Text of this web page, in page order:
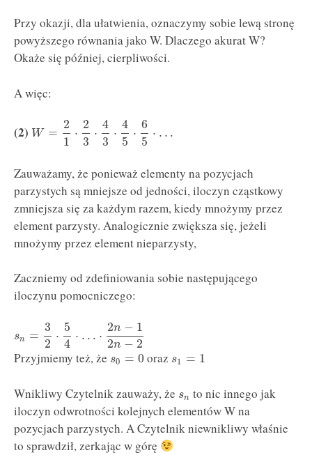
Przy okazji, dla ułatwienia, oznaczymy sobie lewą stronę
powyższego równania jako W. Dlaczego akurat W?
Okaże się później, cierpliwości.
A więc:
(2) W =
2
1
⋅
2
3
⋅
4
3
⋅
4
5
⋅
6
5
⋅ …
Zauważamy, że ponieważ elementy na pozycjach
parzystych są mniejsze od jedności, iloczyn cząstkowy
zmniejsza się za każdym razem, kiedy mnożymy przez
element parzysty. Analogicznie zwiększa się, jeżeli
mnożymy przez element nieparzysty,
Zaczniemy od zdefiniowania sobie następującego
iloczynu pomocniczego:
sn =
3
2
⋅
5
4
⋅ … ⋅
2n − 1
2n − 2
Przyjmiemy też, że s0 = 0 oraz s1 = 1
Wnikliwy Czytelnik zauważy, że sn to nic innego jak
iloczyn odwrotności kolejnych elementów W na
pozycjach parzystych. A Czytelnik niewnikliwy właśnie
to sprawdził, zerkając w górę